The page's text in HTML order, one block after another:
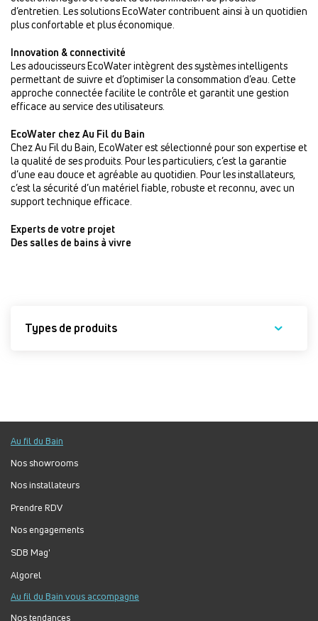
d’entretien. Les solutions EcoWater contribuent ainsi à un quotidien
plus confortable et plus économique.
Innovation & connectivité
Les adoucisseurs EcoWater intègrent des systèmes intelligents
permettant de suivre et d’optimiser la consommation d’eau. Cette
approche connectée facilite le contrôle et garantit une gestion
efficace au service des utilisateurs.
EcoWater chez Au Fil du Bain
Chez Au Fil du Bain, EcoWater est sélectionné pour son expertise et
la qualité de ses produits. Pour les particuliers, c’est la garantie
d’une eau douce et agréable au quotidien. Pour les installateurs,
c’est la sécurité d’un matériel fiable, robuste et reconnu, avec un
support technique efficace.
Experts de votre projet
Des salles de bains à vivre
Types de produits
Au fil du Bain
Nos showrooms
Nos installateurs
Prendre RDV
Nos engagements
SDB Mag'
Algorel
Au fil du Bain vous accompagne
Nos tendances